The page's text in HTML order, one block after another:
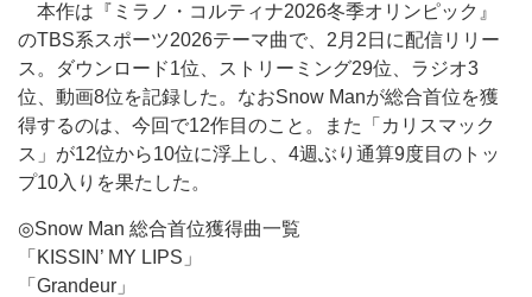
本作は『ミラノ・コルティナ2026冬季オリンピック』
のTBS系スポーツ2026テーマ曲で、2月2日に配信リリー
ス。ダウンロード1位、ストリーミング29位、ラジオ3
位、動画8位を記録した。なおSnow Manが総合首位を獲
得するのは、今回で12作目のこと。また「カリスマック
ス」が12位から10位に浮上し、4週ぶり通算9度目のトッ
プ10入りを果たした。
◎Snow Man 総合首位獲得曲一覧
「KISSIN’ MY LIPS」
「Grandeur」